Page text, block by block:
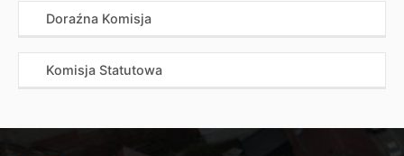
Doraźna Komisja
Komisja Statutowa